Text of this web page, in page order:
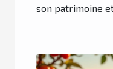
son patrimoine